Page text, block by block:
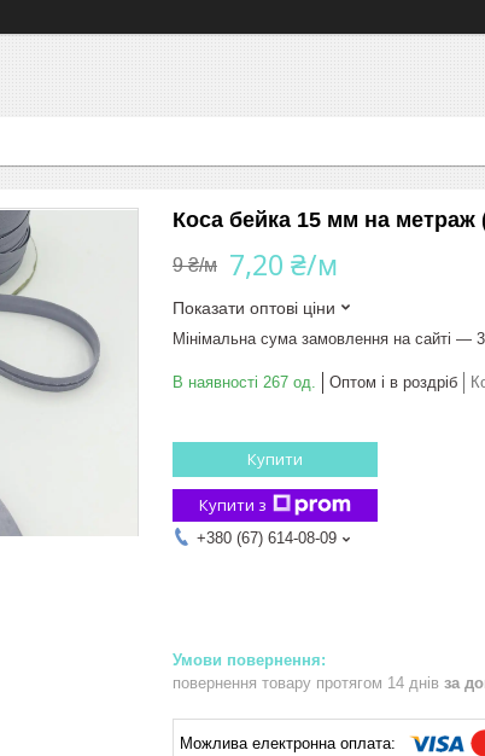
Коса бейка 15 мм на метраж
9 ₴/м 7,20 ₴/м
Показати оптові ціни
Мінімальна сума замовлення на сайті —
В наявності 267 од. Оптом і в роздріб
Купити
Купити з
+380 (67) 614-08-09
повернення товару протягом 14 днів за